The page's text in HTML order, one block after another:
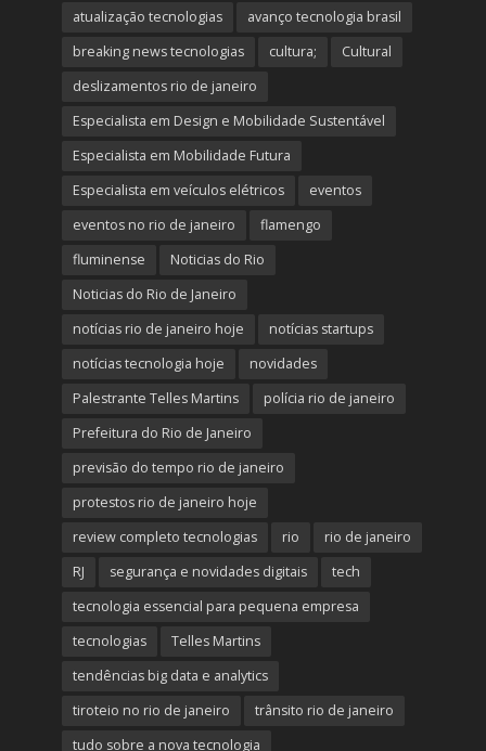
atualização tecnologias
avanço tecnologia brasil
breaking news tecnologias
cultura;
Cultural
deslizamentos rio de janeiro
Especialista em Design e Mobilidade Sustentável
Especialista em Mobilidade Futura
Especialista em veículos elétricos
eventos
eventos no rio de janeiro
flamengo
fluminense
Noticias do Rio
Noticias do Rio de Janeiro
notícias rio de janeiro hoje
notícias startups
notícias tecnologia hoje
novidades
Palestrante Telles Martins
polícia rio de janeiro
Prefeitura do Rio de Janeiro
previsão do tempo rio de janeiro
protestos rio de janeiro hoje
review completo tecnologias
rio
rio de janeiro
RJ
segurança e novidades digitais
tech
tecnologia essencial para pequena empresa
tecnologias
Telles Martins
tendências big data e analytics
tiroteio no rio de janeiro
trânsito rio de janeiro
tudo sobre a nova tecnologia